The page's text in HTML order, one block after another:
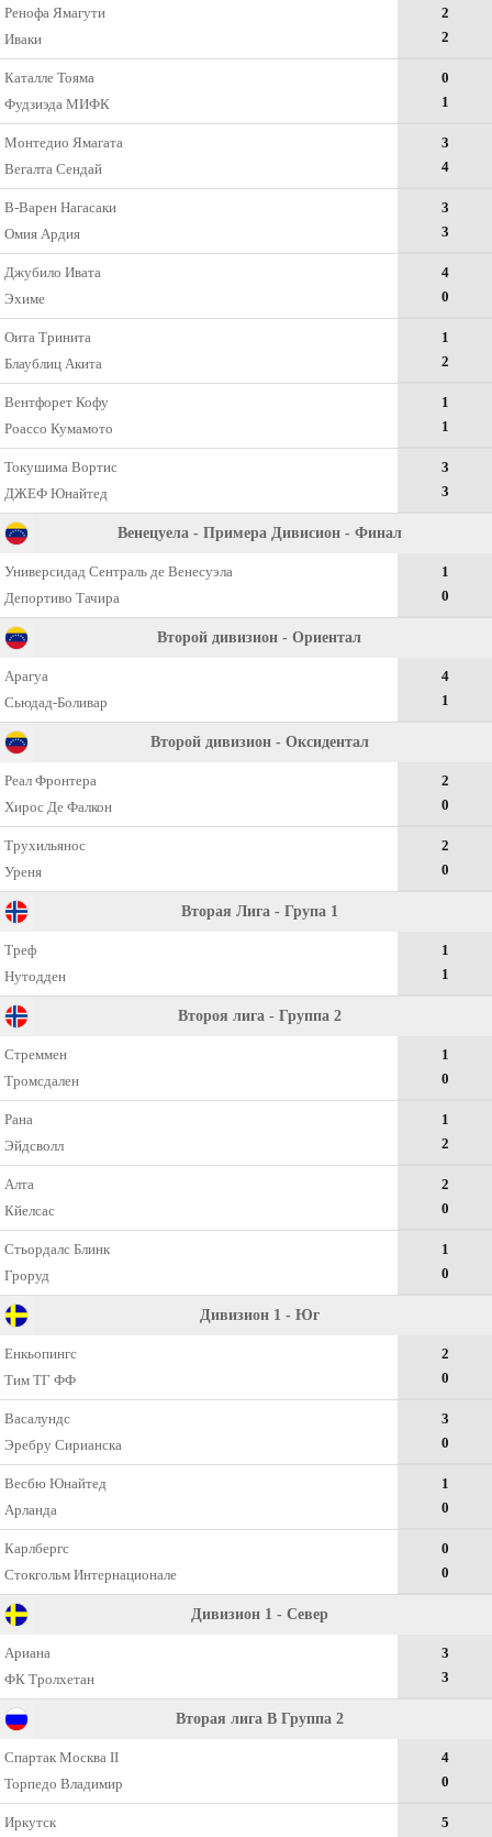
Ренофа Ямагути
Иваки
2
2
Каталле Тояма
Фудзиэда МИФК
0
1
Монтедио Ямагата
Вегалта Сендай
3
4
В-Варен Нагасаки
Омия Ардия
3
3
Джубило Ивата
Эхиме
4
0
Оита Тринита
Блаублиц Акита
1
2
Вентфорет Кофу
Роассо Кумамото
1
1
Токушима Вортис
ДЖЕФ Юнайтед
3
3
Венецуела - Примера Дивисион - Финал
Универсидад Сентраль де Венесуэла
Депортиво Тачира
1
0
Второй дивизион - Ориентал
Арагуа
Сьюдад-Боливар
4
1
Второй дивизион - Оксидентал
Реал Фронтера
Хирос Де Фалкон
2
0
Трухильянос
Уреня
2
0
Вторая Лига - Група 1
Треф
Нутодден
1
1
Второя лига - Группа 2
Стреммен
Тромсдален
1
0
Рана
Эйдсволл
1
2
Алта
Кйелсас
2
0
Стьордалс Блинк
Гроруд
1
0
Дивизион 1 - Юг
Енкьопингс
Тим ТГ ФФ
2
0
Васалундс
Эребру Сирианска
3
0
Весбю Юнайтед
Арланда
1
0
Карлбергс
Стокгольм Интернационале
0
0
Дивизион 1 - Север
Ариана
ФК Тролхетан
3
3
Вторая лига B Группа 2
Спартак Москва II
Торпедо Владимир
4
0
Иркутск
5